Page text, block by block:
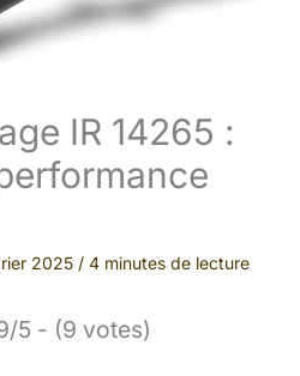
IR 14265 :
2025 / 4 minutes de lecture
5 - (9 votes)